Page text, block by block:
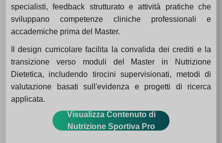
specialisti, feedback strutturato e attività pratiche che
sviluppano competenze cliniche professionali e
accademiche prima del Master.
Il design curricolare facilita la convalida dei crediti e la
transizione verso moduli del Master in Nutrizione
Dietetica, includendo tirocini supervisionati, metodi di
valutazione basati sull'evidenza e progetti di ricerca
applicata.
Visualizza Contenuto di
Nutrizione Sportiva Pro